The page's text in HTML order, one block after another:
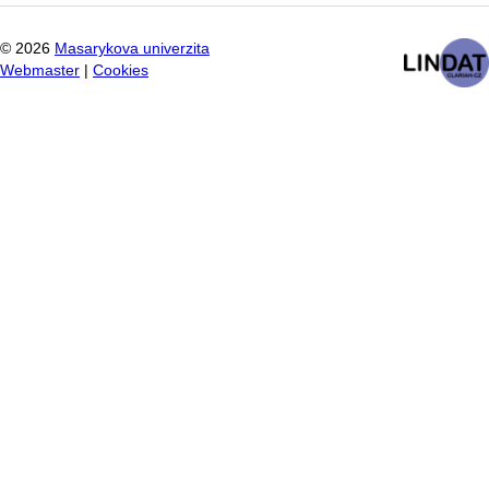
© 2026 Masarykova univerzita
Webmaster
Cookies